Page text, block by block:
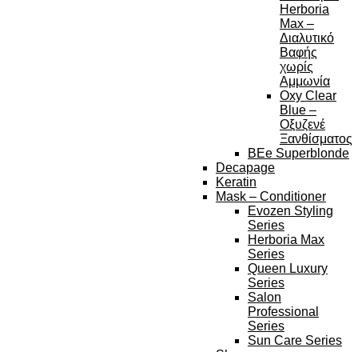
Herboria
Max –
Διαλυτικό
Βαφής
χωρίς
Αμμωνία
Oxy Clear
Blue –
Οξυζενέ
Ξανθίσματος
BEe Superblonde
Decapage
Keratin
Mask – Conditioner
Evozen Styling
Series
Herboria Max
Series
Queen Luxury
Series
Salon
Professional
Series
Sun Care Series